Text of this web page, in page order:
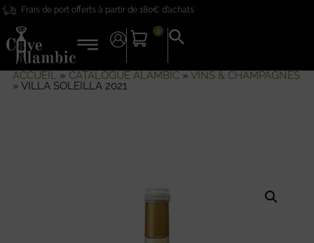
Frais de port offerts à partir de 180€ d’achats
0
Search
for:
ACCUEIL» CATALOGUE ALAMBIC» VINS & CHAMPAGNES
» VILLA SOLEILLA 2021